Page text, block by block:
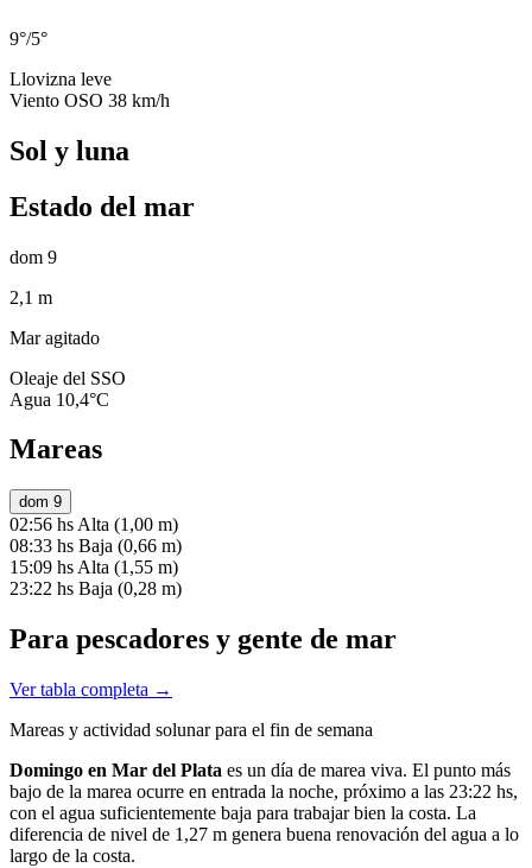
9°/5°
Llovizna leve
Viento OSO 38 km/h
Sol y luna
Estado del mar
dom 9
2,1 m
Mar agitado
Oleaje del SSO
Agua 10,4°C
Mareas
dom 9
02:56 hs Alta (1,00 m)
08:33 hs Baja (0,66 m)
15:09 hs Alta (1,55 m)
23:22 hs Baja (0,28 m)
Para pescadores y gente de mar
Ver tabla completa →
Mareas y actividad solunar para el fin de semana
Domingo en Mar del Plata es un día de marea viva. El punto más
bajo de la marea ocurre en entrada la noche, próximo a las 23:22 hs,
con el agua suficientemente baja para trabajar bien la costa. La
diferencia de nivel de 1,27 m genera buena renovación del agua a lo
largo de la costa.